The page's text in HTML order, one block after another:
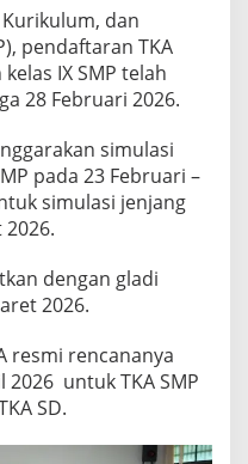
D
d
a
n
M
P
S
u
a
h
i
b
k
dan
pendaftaran TKA
IX SMP telah
28 Februari 2026.
simulasi
pada 23 Februari –
simulasi jenjang
dengan gladi
2026.
resmi rencananya
untuk TKA SMP
SD.